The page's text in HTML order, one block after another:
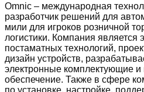
Omnic – международная
разработчик решений для
мили для игроков розничной
логистики. Компания является
постаматных технологий,
дизайн устройств,
электронные комплектующие
обеспечение. Также в сфере
по установке, настройке,